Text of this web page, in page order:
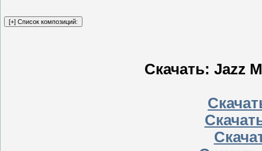
Скачать: Jazz